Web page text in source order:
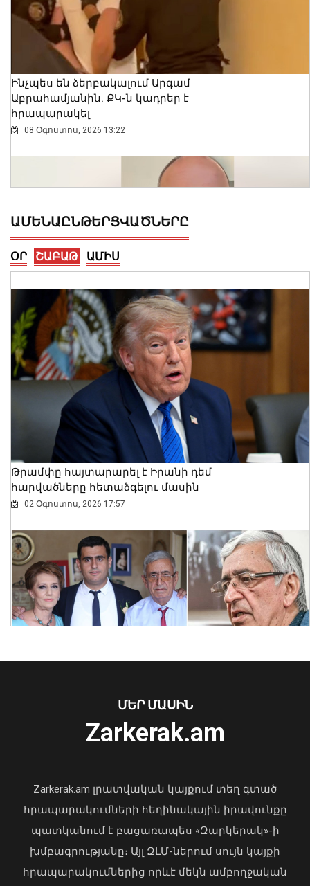
Ինչպես են ձերբակալում Արգամ
Աբրահամյանին. ՔԿ-ն կադրեր է
հրապարակել
08 Օգոստոս, 2026 13:22
Ես չեմ մոռանում ՀԴՄ կտրոնի մասին.
վարչապետ
08 Օգոստոս, 2026 13:10
Քրեական ոստիկանները 318 գրամ
մեթամֆետամին են առգրավվել․
Տեղի է ունեցել Հայաստանի
վարչապետի և Ադրբեջանի
ԱՄԵՆԱԸՆԹԵՐՑՎԱԾՆԵՐԸ
ՕՐ ՇԱԲԱԹ ԱՄԻՍ
Թրամփը հայտարարել է Իրանի դեմ
հարվածները հետաձգելու մասին
02 Օգոստոս, 2026 17:57
«Պարտվեցինք դաժան հիվանդության
04 Օգոստոս, 2026 19:12
ՄԵՐ ՄԱՍԻՆ
Zarkerak.am
Zarkerak.am լրատվական կայքում տեղ գտած
հրապարակումների հեղինակային իրավունքը
պատկանում է բացառապես «Զարկերակ»-ի
խմբագրությանը։ Այլ ԶԼՄ-ներում սույն կայքի
հրապարակումներից որևէ մեկն ամբողջական